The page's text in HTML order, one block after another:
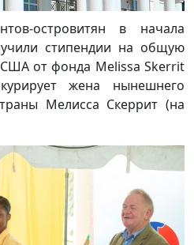
островитян в начала
стипендии на общую
от фонда Melissa Skerrit
жена нынешнего
Мелисса Скеррит (на